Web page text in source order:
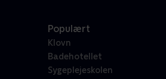
Populært
Klovn
Badehotellet
Sygeplejeskolen